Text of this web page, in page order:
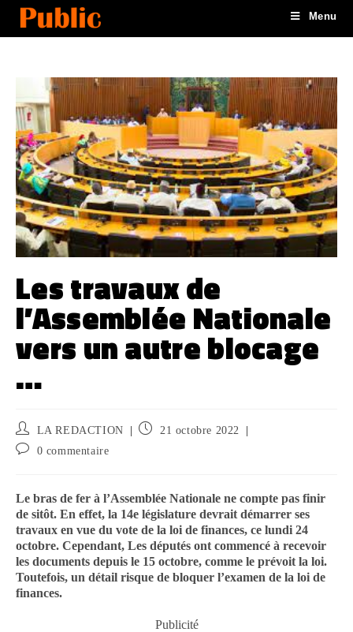
Menu
Les travaux de
l’Assemblée Nationale
vers un autre blocage
…
LA REDACTION
21 octobre 2022
0 commentaire
Le bras de fer à l’Assemblée Nationale ne compte pas finir
de sitôt. En effet, la 14e législature devrait démarrer ses
travaux en vue du vote de la loi de finances, ce lundi 24
octobre. Cependant, Les députés ont commencé à recevoir
les documents depuis le 15 octobre, comme le prévoit la loi.
Toutefois, un détail risque de bloquer l’examen de la loi de
finances.
Publicité